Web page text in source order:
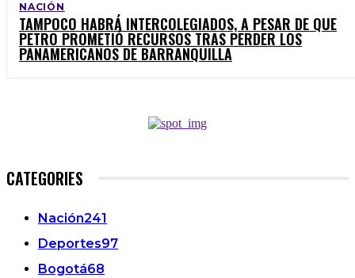
NACIÓN
TAMPOCO HABRÁ INTERCOLEGIADOS, A PESAR DE QUE
PETRO PROMETIÓ RECURSOS TRAS PERDER LOS
PANAMERICANOS DE BARRANQUILLA
CATEGORIES
Nación241
Deportes97
Bogotá68